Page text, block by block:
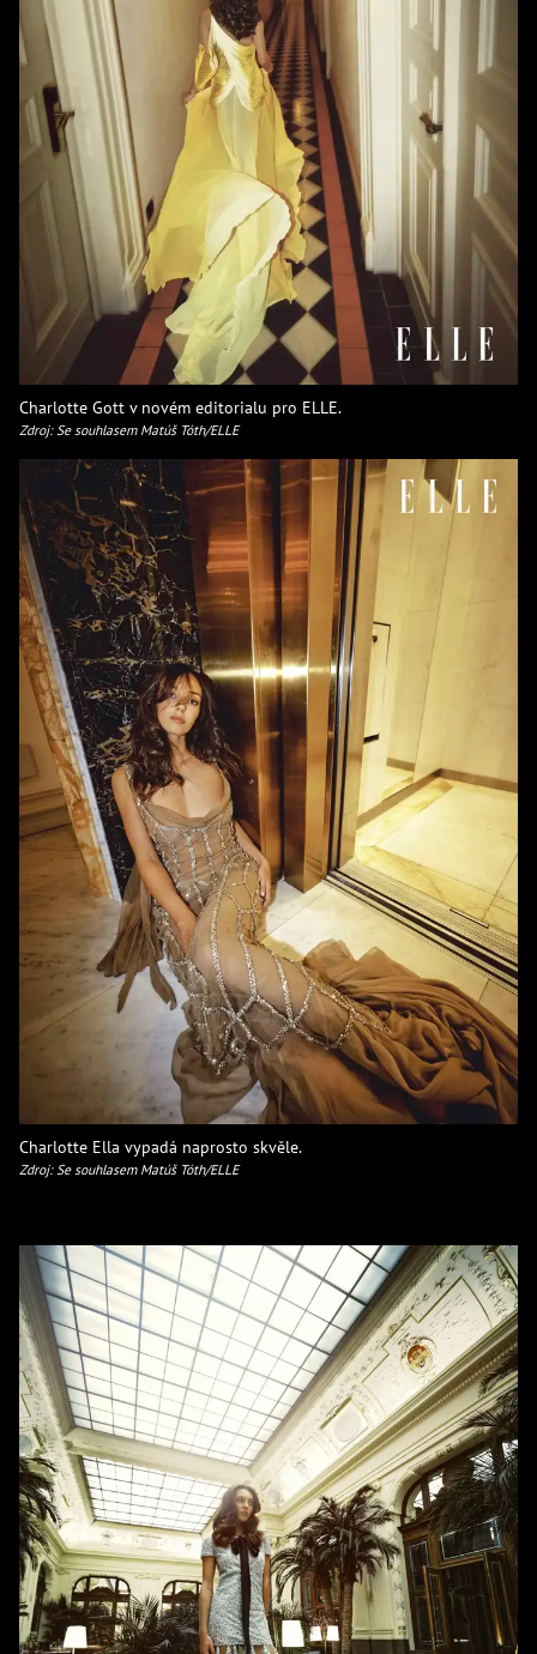
Charlotte Gott v novém editorialu pro ELLE.
Zdroj: Se souhlasem Matúš Tóth/ELLE
Charlotte Ella vypadá naprosto skvěle.
Zdroj: Se souhlasem Matúš Tóth/ELLE